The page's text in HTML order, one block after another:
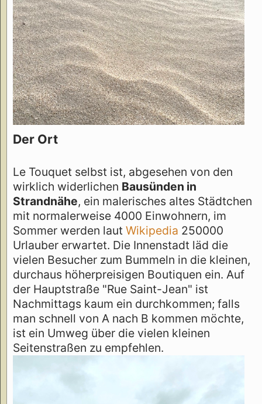
Der Ort
Le Touquet selbst ist, abgesehen von den
wirklich widerlichen Bausünden in
Strandnähe, ein malerisches altes Städtchen
mit normalerweise 4000 Einwohnern, im
Sommer werden laut Wikipedia 250000
Urlauber erwartet. Die Innenstadt läd die
vielen Besucher zum Bummeln in die kleinen,
durchaus höherpreisigen Boutiquen ein. Auf
der Hauptstraße "Rue Saint-Jean" ist
Nachmittags kaum ein durchkommen; falls
man schnell von A nach B kommen möchte,
ist ein Umweg über die vielen kleinen
Seitenstraßen zu empfehlen.